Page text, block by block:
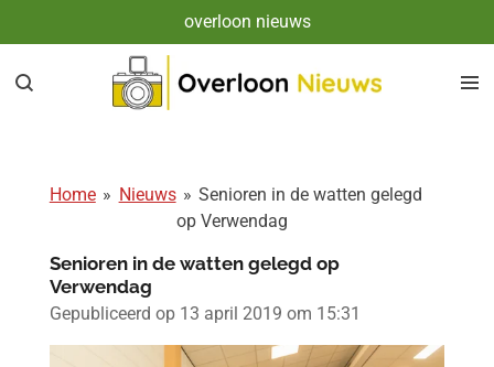
direct
naar
overloon nieuws
Home » Nieuws » Senioren in de watten gelegd
op Verwendag
Senioren in de watten gelegd op
Verwendag
Gepubliceerd op 13 april 2019 om 15:31